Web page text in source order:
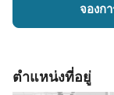
จองก
ตำแหน่งที่อยู่